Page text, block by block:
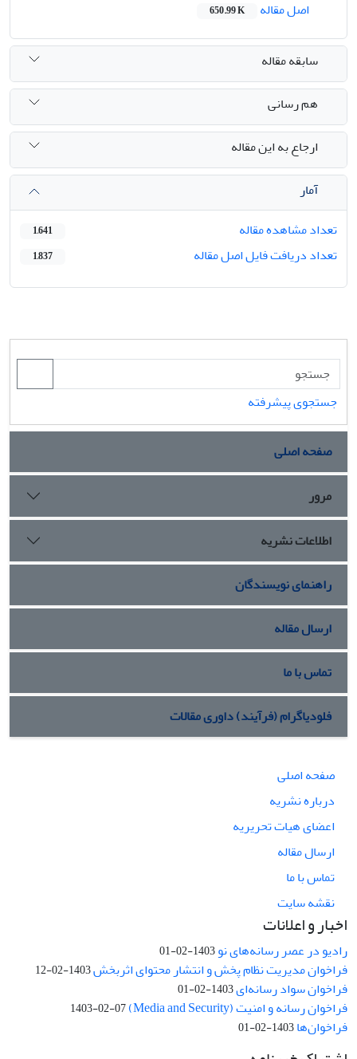
اصل مقاله
650.99 K
سابقه مقاله
هم رسانی
ارجاع به این مقاله
آمار
تعداد مشاهده مقاله
1,641
تعداد دریافت فایل اصل مقاله 1,837
جستجوی پیشرفته
صفحه اصلی
مرور
اطلاعات نشریه
راهنمای نویسندگان
ارسال مقاله
تماس با ما
فلودیاگرام (فرآیند) داوری مقالات
صفحه اصلی
درباره نشریه
اعضای هیات تحریریه
ارسال مقاله
تماس با ما
نقشه سایت
اخبار و اعلانات
رادیو در عصر رسانه‌های نو1403-02-01
فراخوان مدیریت نظام پخش و انتشار محتوای اثربخش1403-02-12
فراخوان سواد رسانه‌ای1403-02-01
فراخوان رسانه و امنیت (Media and Security) 1403-02-07
فراخوان‌ها1403-02-01